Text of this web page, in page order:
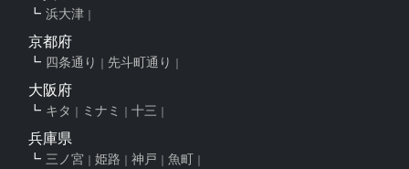
浜大津
京都府
四条通り 先斗町通り
大阪府
キタ ミナミ 十三
兵庫県
三ノ宮 姫路 神戸 魚町